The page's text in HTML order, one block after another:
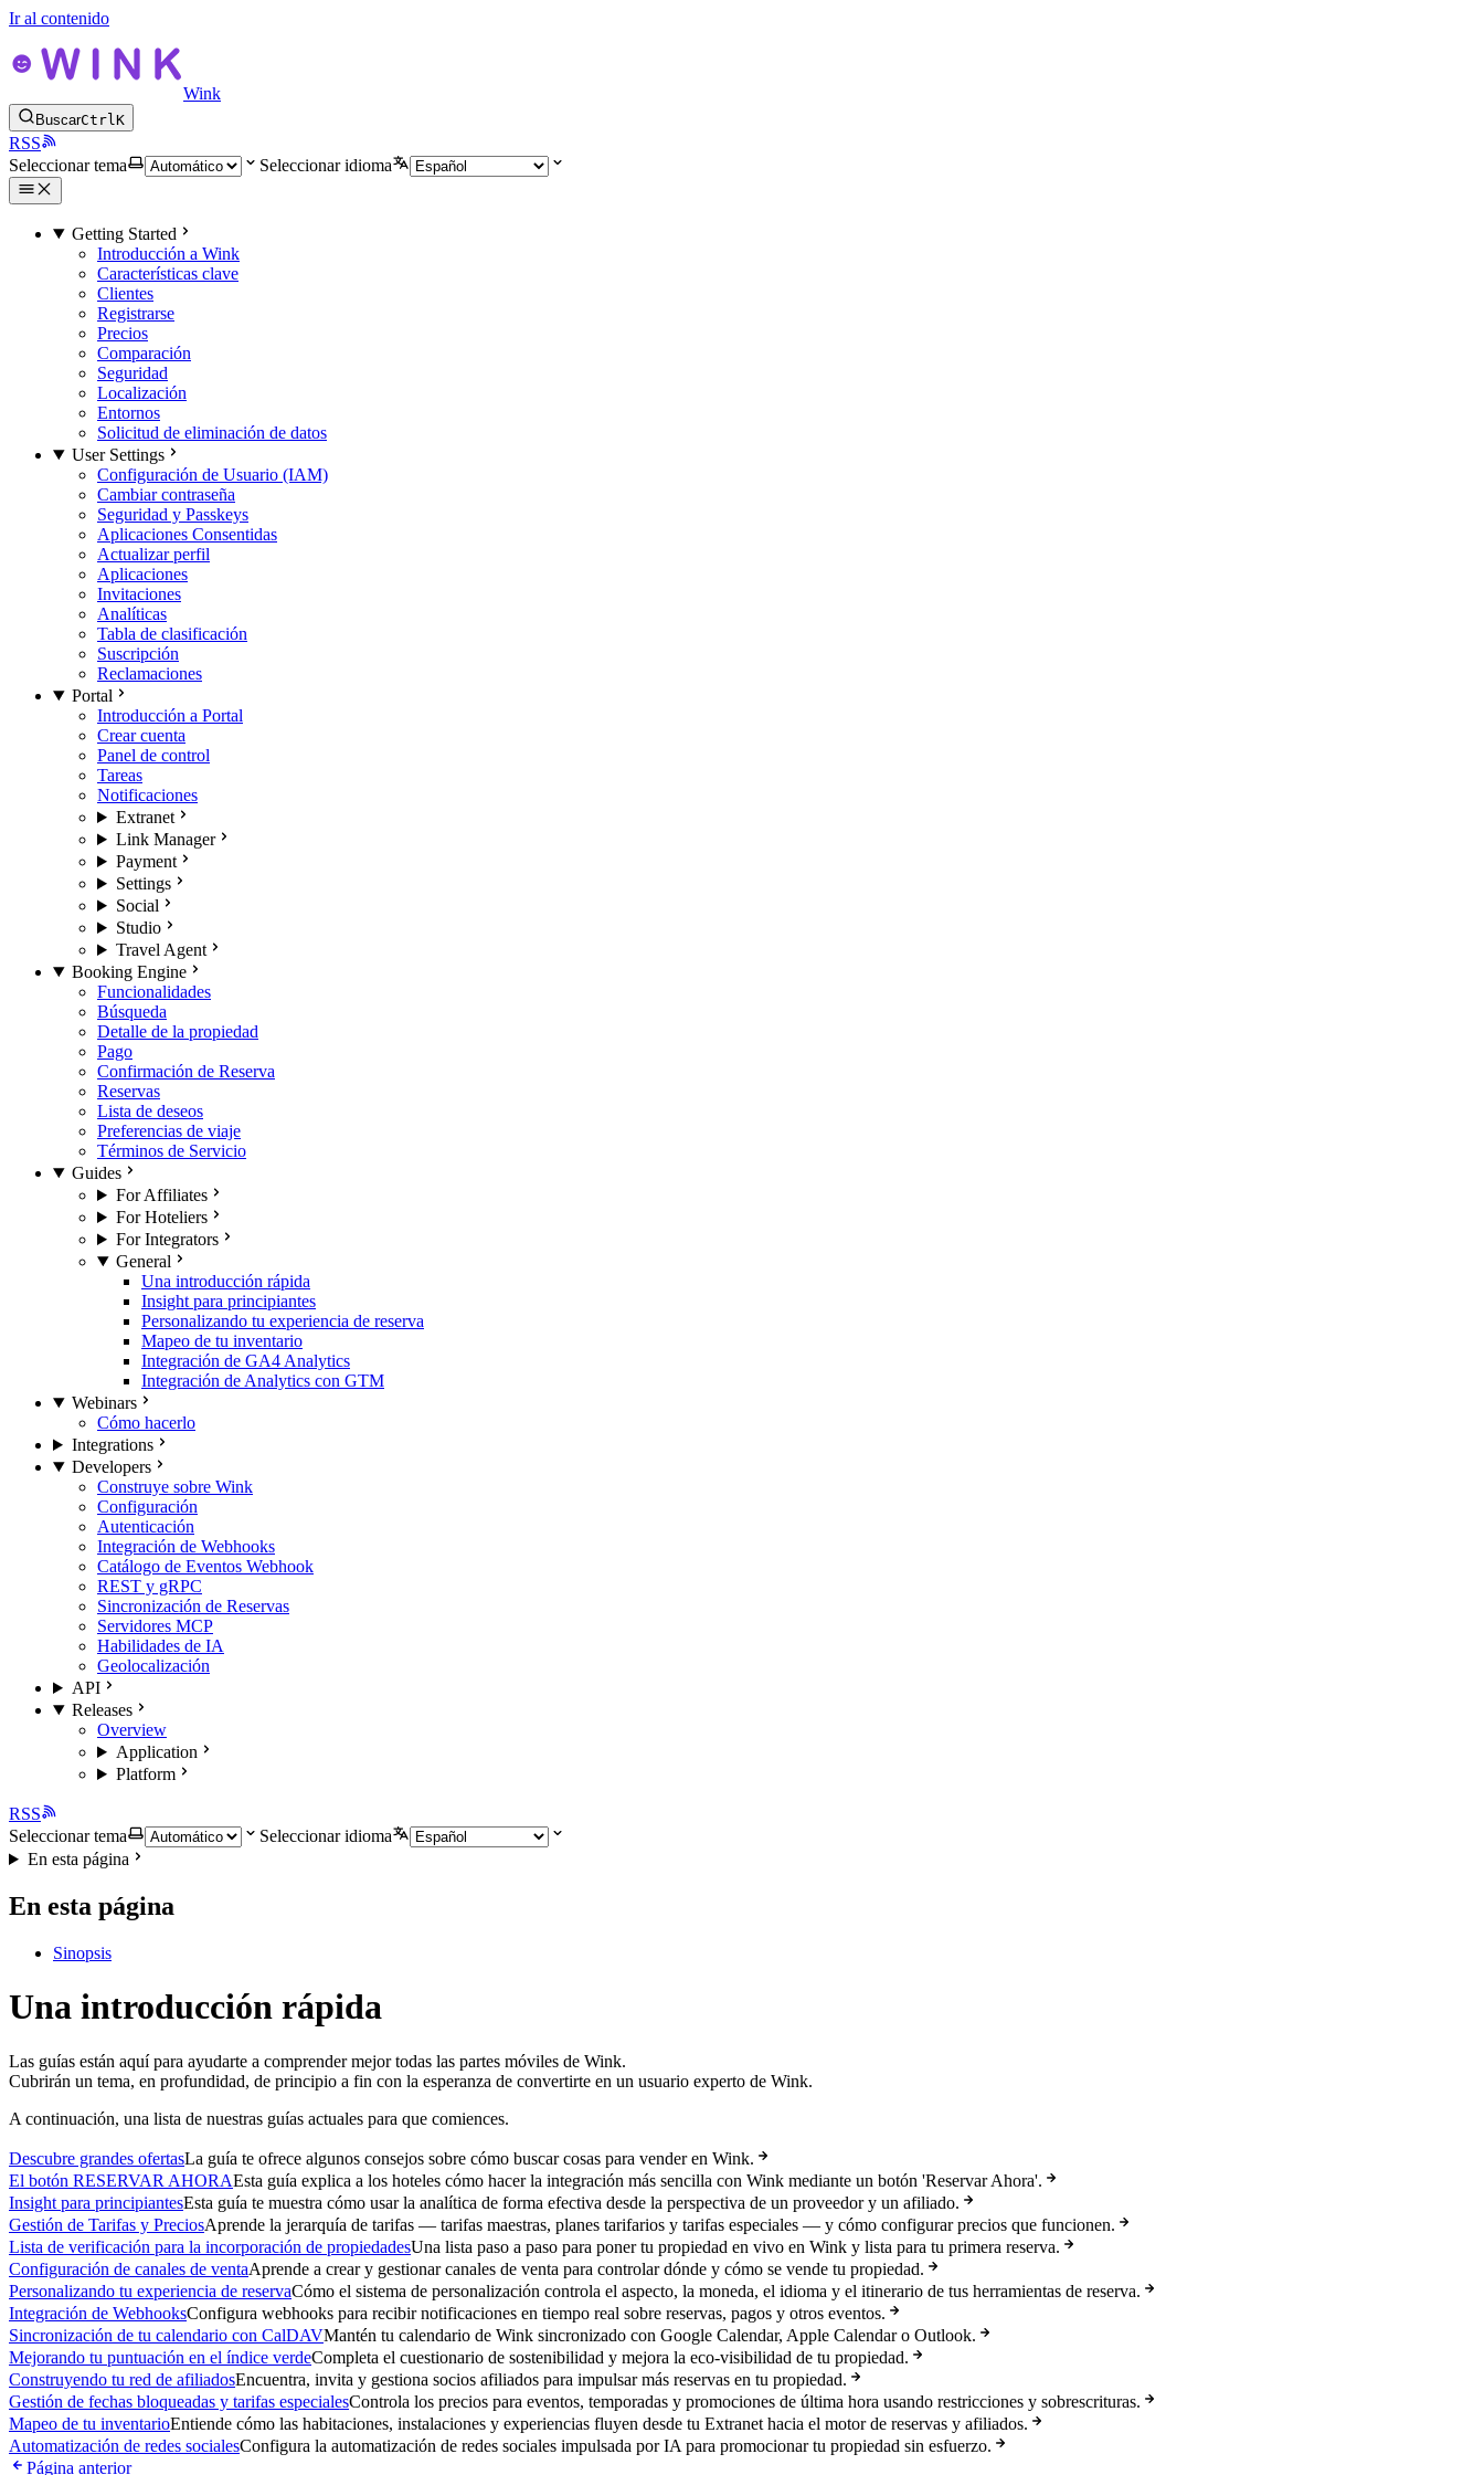
Ir al contenido
Wink
BuscarCtrlK
RSS
Seleccionar tema
Seleccionar idioma
Getting Started
Introducción a Wink
Características clave
Clientes
Registrarse
Precios
Comparación
Seguridad
Localización
Entornos
Solicitud de eliminación de datos
User Settings
Configuración de Usuario (IAM)
Cambiar contraseña
Seguridad y Passkeys
Aplicaciones Consentidas
Actualizar perfil
Aplicaciones
Invitaciones
Analíticas
Tabla de clasificación
Suscripción
Reclamaciones
Portal
Introducción a Portal
Crear cuenta
Panel de control
Tareas
Notificaciones
Extranet
Link Manager
Payment
Settings
Social
Studio
Travel Agent
Booking Engine
Funcionalidades
Búsqueda
Detalle de la propiedad
Pago
Confirmación de Reserva
Reservas
Lista de deseos
Preferencias de viaje
Términos de Servicio
Guides
For Affiliates
For Hoteliers
For Integrators
General
Una introducción rápida
Insight para principiantes
Personalizando tu experiencia de reserva
Mapeo de tu inventario
Integración de GA4 Analytics
Integración de Analytics con GTM
Webinars
Cómo hacerlo
Integrations
Developers
Construye sobre Wink
Configuración
Autenticación
Integración de Webhooks
Catálogo de Eventos Webhook
REST y gRPC
Sincronización de Reservas
Servidores MCP
Habilidades de IA
Geolocalización
API
Releases
Overview
Application
Platform
RSS
Seleccionar tema
Seleccionar idioma
En esta página
En esta página
Sinopsis
Una introducción rápida
Las guías están aquí para ayudarte a comprender mejor todas las partes móviles de Wink.
Cubrirán un tema, en profundidad, de principio a fin con la esperanza de convertirte en un usuario experto de Wink.
A continuación, una lista de nuestras guías actuales para que comiences.
Descubre grandes ofertasLa guía te ofrece algunos consejos sobre cómo buscar cosas para vender en Wink.
El botón RESERVAR AHORAEsta guía explica a los hoteles cómo hacer la integración más sencilla con Wink mediante un botón 'Reservar Ahora'.
Insight para principiantesEsta guía te muestra cómo usar la analítica de forma efectiva desde la perspectiva de un proveedor y un afiliado.
Gestión de Tarifas y PreciosAprende la jerarquía de tarifas — tarifas maestras, planes tarifarios y tarifas especiales — y cómo configurar precios que funcionen.
Lista de verificación para la incorporación de propiedadesUna lista paso a paso para poner tu propiedad en vivo en Wink y lista para tu primera reserva.
Configuración de canales de ventaAprende a crear y gestionar canales de venta para controlar dónde y cómo se vende tu propiedad.
Personalizando tu experiencia de reservaCómo el sistema de personalización controla el aspecto, la moneda, el idioma y el itinerario de tus herramientas de reserva.
Integración de WebhooksConfigura webhooks para recibir notificaciones en tiempo real sobre reservas, pagos y otros eventos.
Sincronización de tu calendario con CalDAVMantén tu calendario de Wink sincronizado con Google Calendar, Apple Calendar o Outlook.
Mejorando tu puntuación en el índice verdeCompleta el cuestionario de sostenibilidad y mejora la eco-visibilidad de tu propiedad.
Construyendo tu red de afiliadosEncuentra, invita y gestiona socios afiliados para impulsar más reservas en tu propiedad.
Gestión de fechas bloqueadas y tarifas especialesControla los precios para eventos, temporadas y promociones de última hora usando restricciones y sobrescrituras.
Mapeo de tu inventarioEntiende cómo las habitaciones, instalaciones y experiencias fluyen desde tu Extranet hacia el motor de reservas y afiliados.
Automatización de redes socialesConfigura la automatización de redes sociales impulsada por IA para promocionar tu propiedad sin esfuerzo.
Página anterior